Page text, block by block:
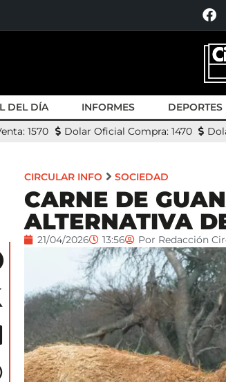
DEL DÍA INFORMES DEPORTES
1570
Dolar Oficial Compra: 1470
CIRCULAR INFO SOCIEDAD
CARNE DE
ALTERNATIVA
21/04/2026 13:56 Por Redacción